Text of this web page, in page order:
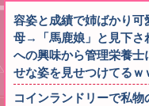
容姿と成績で姉ばかり
母→「馬鹿娘」と見下さ
への興味から管理栄養
せな姿を見せつけてるｗ
コインランドリーで私